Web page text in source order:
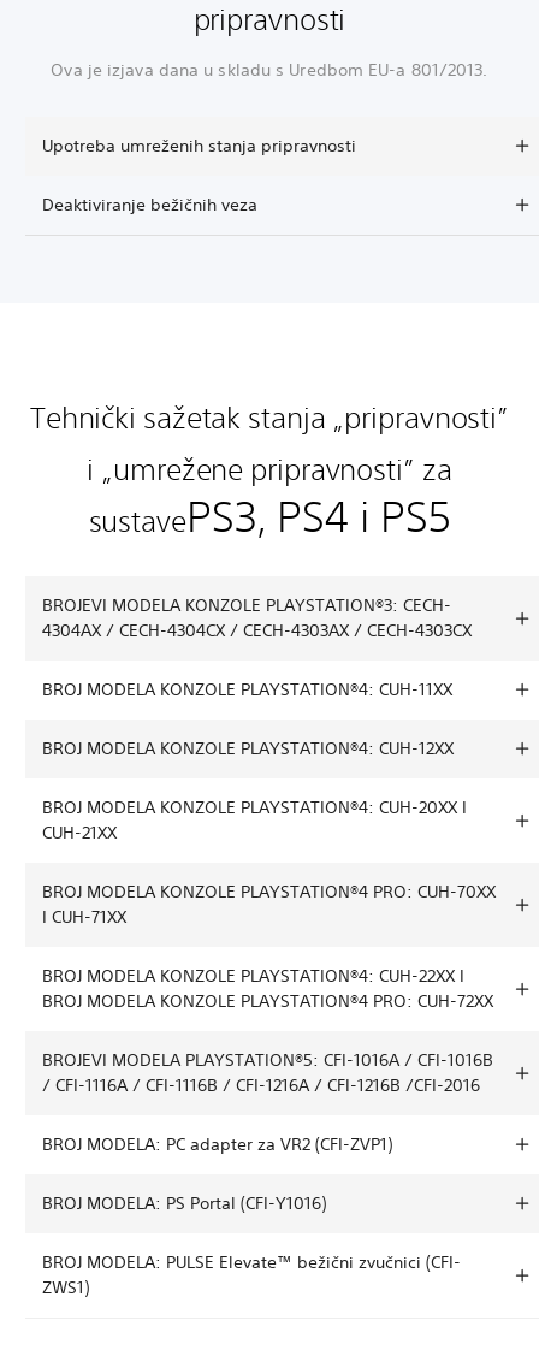
pripravnosti
Ova je izjava dana u skladu s Uredbom EU-a 801/2013.
Upotreba umreženih stanja pripravnosti
Deaktiviranje bežičnih veza
Tehnički sažetak stanja „pripravnosti”
i „umrežene pripravnosti” za
sustavePS3, PS4 i PS5
BROJEVI MODELA KONZOLE PLAYSTATION®3: CECH-
4304AX / CECH-4304CX / CECH-4303AX / CECH-4303CX
BROJ MODELA KONZOLE PLAYSTATION®4: CUH-11XX
BROJ MODELA KONZOLE PLAYSTATION®4: CUH-12XX
BROJ MODELA KONZOLE PLAYSTATION®4: CUH-20XX I
CUH-21XX
BROJ MODELA KONZOLE PLAYSTATION®4 PRO: CUH-70XX
I CUH-71XX
BROJ MODELA KONZOLE PLAYSTATION®4: CUH-22XX I
BROJ MODELA KONZOLE PLAYSTATION®4 PRO: CUH-72XX
BROJEVI MODELA PLAYSTATION®5: CFI-1016A / CFI-1016B
/ CFI-1116A / CFI-1116B / CFI-1216A / CFI-1216B /CFI-2016
BROJ MODELA: PC adapter za VR2 (CFI-ZVP1)
BROJ MODELA: PS Portal (CFI-Y1016)
BROJ MODELA: PULSE Elevate™ bežični zvučnici (CFI-
ZWS1)